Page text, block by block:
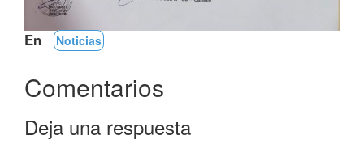
En Noticias
Comentarios
Deja una respuesta